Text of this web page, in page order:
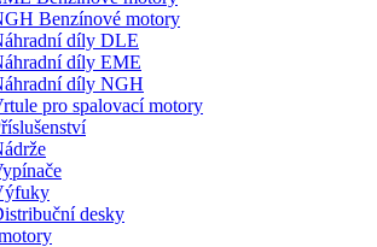
Benzínové motory
díly DLE
díly EME
díly NGH
pro spalovací motory
desky